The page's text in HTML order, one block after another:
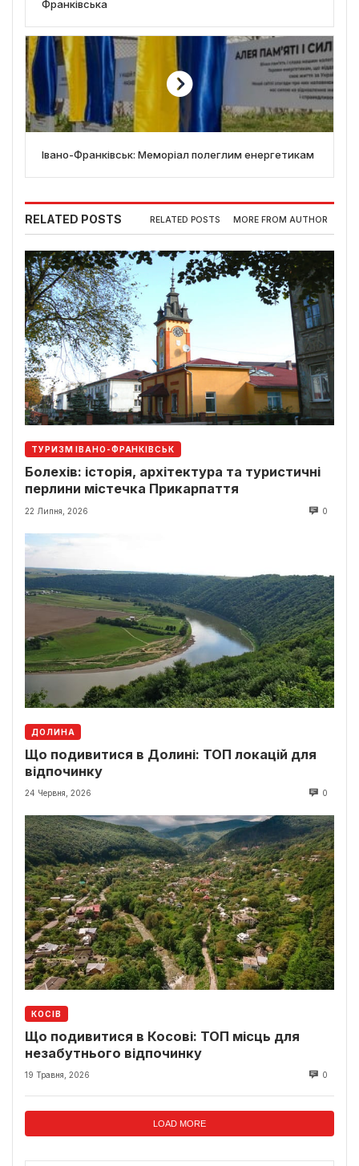
Франківська
Івано-Франківськ: Меморіал полеглим енергетикам
RELATED POSTS RELATED POSTS MORE FROM AUTHOR
ТУРИЗМ ІВАНО-ФРАНКІВСЬК
Болехів: історія, архітектура та туристичні
перлини містечка Прикарпаття
22 Липня, 2026 0
ДОЛИНА
Що подивитися в Долині: ТОП локацій для
відпочинку
24 Червня, 2026 0
КОСІВ
Що подивитися в Косові: ТОП місць для
незабутнього відпочинку
19 Травня, 2026 0
LOAD MORE